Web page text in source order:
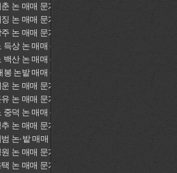
논 매매 문기(洪致春 畓賣買文記)
논 매매 문기(金啓澄 畓賣買文記)
논 매매 문기(全昌冑 畓賣買文記)
득상 논 매매 문기(金奴 得尙 畓賣買文記)
백산 논 매매 문기(金奴 白山 畓賣買文記)
봉 논밭 매매 문기(奴 愛奉 田畓賣買文記)
논 매매 문기(張海運 畓賣買文記)
논 매매 문기(朴敦游 畓賣買文記)
중덕 논 매매 문기(李奴 衆德 畓賣買文記)
논 매매 문기(奴丁秋 畓賣買文記)
논·밭 매매 문기(崔耆範 田畓賣買文記)
논 매매 문기(李秉元 畓賣買文記)
논 매매 문기(金龍澤 畓賣買文記)